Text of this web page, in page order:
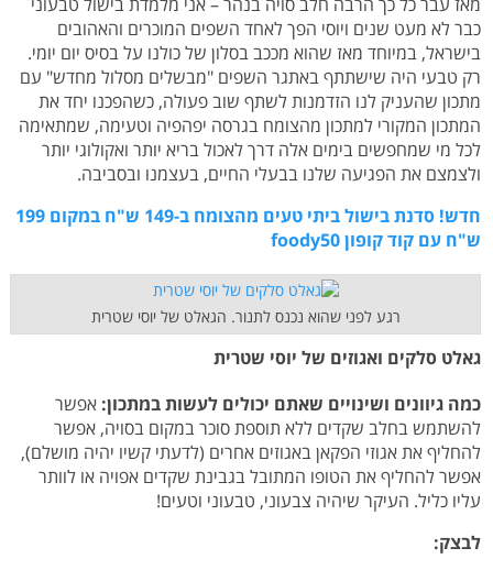
כבר לא מעט שנים ויוסי הפך לאחד השפים המוכרים והאהובים
בישראל, במיוחד מאז שהוא מככב בסלון של כולנו על בסיס יום יומי.
רק טבעי היה שישתתף באתגר השפים "מבשלים מסלול מחדש" עם
מתכון שהעניק לנו הזדמנות לשתף שוב פעולה, כשהפכנו יחד את
המתכון המקורי למתכון מהצומח בגרסה יפהפיה וטעימה, שמתאימה
לכל מי שמחפשים בימים אלה דרך לאכול בריא יותר ואקולוגי יותר
ולצמצם את הפגיעה שלנו בבעלי החיים, בעצמנו ובסביבה.
חדש! סדנת בישול ביתי טעים מהצומח ב-149 ש"ח במקום 199
ש"ח עם קוד קופון foody50
רגע לפני שהוא נכנס לתנור. הגאלט של יוסי שטרית
גאלט סלקים ואגוזים של יוסי שטרית
כמה גיוונים ושינויים שאתם יכולים לעשות במתכון: אפשר
להשתמש בחלב שקדים ללא תוספת סוכר במקום בסויה, אפשר
להחליף את אגוזי הפקאן באגוזים אחרים (לדעתי קשיו יהיה מושלם),
אפשר להחליף את הטופו המתובל בגבינת שקדים אפויה או לוותר
עליו כליל. העיקר שיהיה צבעוני, טבעוני וטעים!
לבצק: